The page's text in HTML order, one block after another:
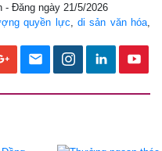
- Đăng ngày 21/5/2026
quyền lực ,di sản văn hóa